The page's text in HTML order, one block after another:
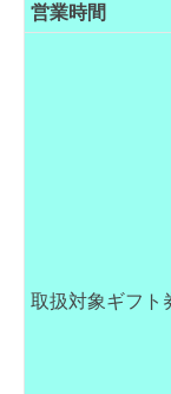
営業時間
取扱対象ギフト